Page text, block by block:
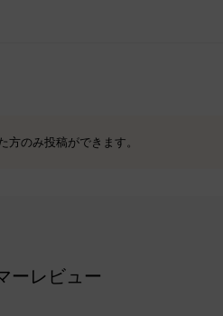
方のみ投稿ができます。
ーレビュー